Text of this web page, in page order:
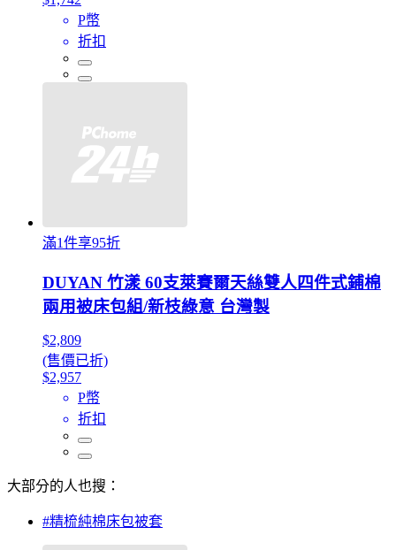
P幣
折扣
滿1件享95折
DUYAN 竹漾 60支萊賽爾天絲雙人四件式鋪棉
兩用被床包組/新枝綠意 台灣製
$2,809
(售價已折)
$2,957
P幣
折扣
大部分的人也搜：
#精梳純棉床包被套